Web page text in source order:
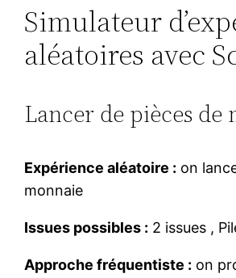
Simulateur
aléatoires avec
Lancer de pièces de
Expérience aléatoire : on
monnaie
Issues possibles : 2 issues ,
Approche fréquentiste : on